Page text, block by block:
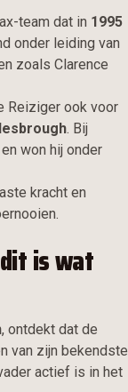
team dat in 1995
onder leiding van
zoals Clarence
Reiziger ook voor
. Bij
won hij onder
kracht en
is wat
, ontdekt dat de
van zijn bekendste
actief is in het